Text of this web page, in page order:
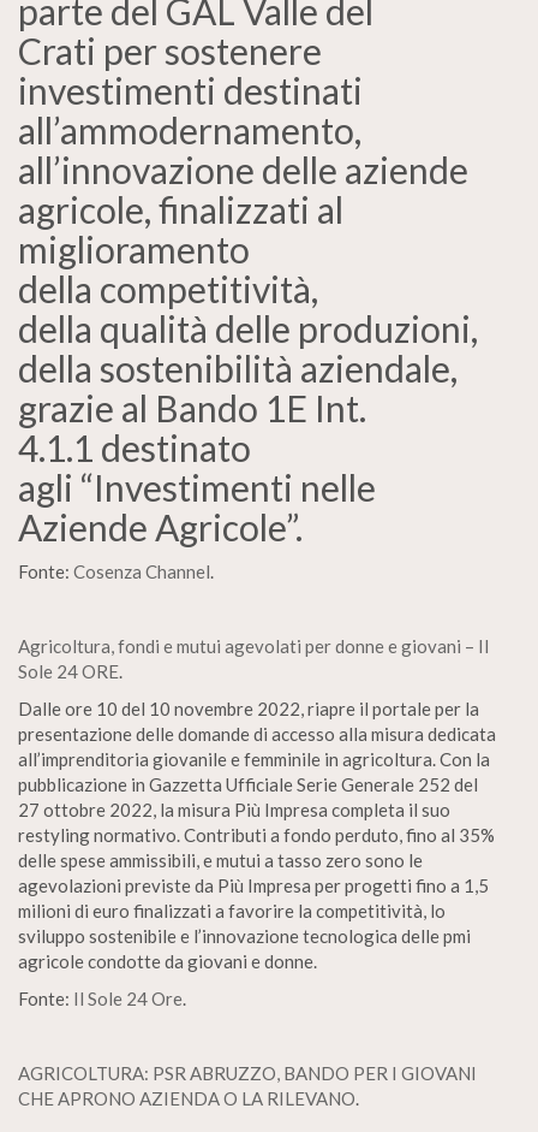
parte del GAL Valle del
Crati per sostenere
investimenti destinati
all’ammodernamento,
all’innovazione delle aziende
agricole, finalizzati al
miglioramento
della competitività,
della qualità delle produzioni,
della sostenibilità aziendale,
grazie al Bando 1E Int.
4.1.1 destinato
agli “Investimenti nelle
Aziende Agricole”.
Fonte: Cosenza Channel.
Agricoltura, fondi e mutui agevolati per donne e giovani – Il
Sole 24 ORE.
Dalle ore 10 del 10 novembre 2022, riapre il portale per la
presentazione delle domande di accesso alla misura dedicata
all’imprenditoria giovanile e femminile in agricoltura. Con la
pubblicazione in Gazzetta Ufficiale Serie Generale 252 del
27 ottobre 2022, la misura Più Impresa completa il suo
restyling normativo. Contributi a fondo perduto, fino al 35%
delle spese ammissibili, e mutui a tasso zero sono le
agevolazioni previste da Più Impresa per progetti fino a 1,5
milioni di euro finalizzati a favorire la competitività, lo
sviluppo sostenibile e l’innovazione tecnologica delle pmi
agricole condotte da giovani e donne.
Fonte: Il Sole 24 Ore.
AGRICOLTURA: PSR ABRUZZO, BANDO PER I GIOVANI
CHE APRONO AZIENDA O LA RILEVANO.